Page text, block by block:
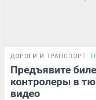
ДОРОГИ И ТРАНСПОРТ
Предъявите
контролеры в
видео